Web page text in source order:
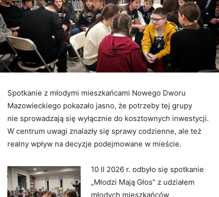
Spotkanie z młodymi mieszkańcami Nowego Dworu
Mazowieckiego pokazało jasno, że potrzeby tej grupy
nie sprowadzają się wyłącznie do kosztownych inwestycji.
W centrum uwagi znalazły się sprawy codzienne, ale też
realny wpływ na decyzje podejmowane w mieście.
10 II 2026 r. odbyło się spotkanie
„Młodzi Mają Głos” z udziałem
młodych mieszkańców